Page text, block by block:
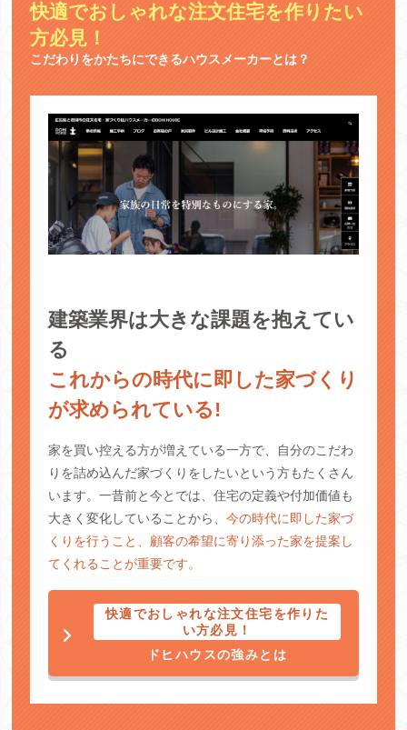
快適でおしゃれな注文住宅を作りたい
方必見！
こだわりをかたちにできるハウスメーカーとは？
建築業界は大きな課題を抱えてい
る
これからの時代に即した家づくり
が求められている!
家を買い控える方が増えている一方で、自分のこだわ
りを詰め込んだ家づくりをしたいという方もたくさん
います。一昔前と今とでは、住宅の定義や付加価値も
大きく変化していることから、今の時代に即した家づ
くりを行うこと、顧客の希望に寄り添った家を提案し
てくれることが重要です。
快適でおしゃれな注文住宅を作りた
い方必見！
ドヒハウスの強みとは